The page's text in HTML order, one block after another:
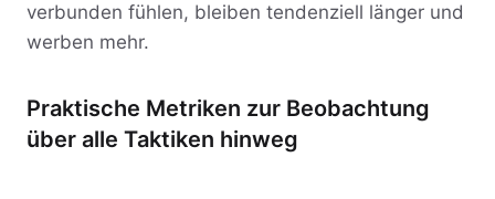
verbunden fühlen, bleiben tendenziell länger und
werben mehr.
Praktische Metriken zur Beobachtung
über alle Taktiken hinweg